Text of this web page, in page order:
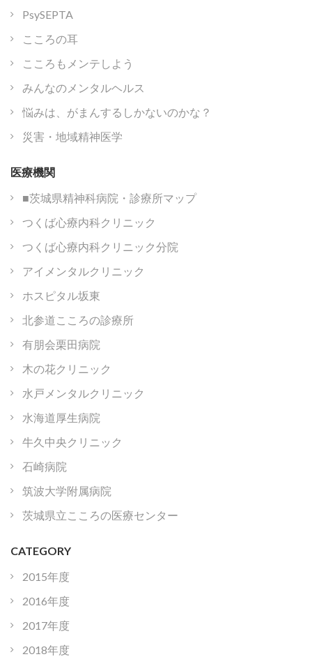
PsySEPTA
こころの耳
こころもメンテしよう
みんなのメンタルヘルス
悩みは、がまんするしかないのかな？
災害・地域精神医学
医療機関
■茨城県精神科病院・診療所マップ
つくば心療内科クリニック
つくば心療内科クリニック分院
アイメンタルクリニック
ホスピタル坂東
北参道こころの診療所
有朋会栗田病院
木の花クリニック
水戸メンタルクリニック
水海道厚生病院
牛久中央クリニック
石崎病院
筑波大学附属病院
茨城県立こころの医療センター
CATEGORY
2015年度
2016年度
2017年度
2018年度